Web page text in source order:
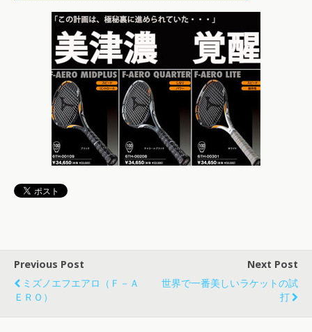
Previous Post
ミズノエフエアロ（Ｆ－Ａ
ＥＲＯ）
Next Post
世界で一番美しいラケットの試
打